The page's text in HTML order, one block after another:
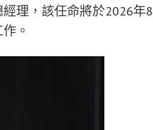
理，該任命將於2026年8
。